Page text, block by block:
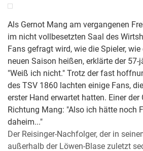
Als Gernot Mang am vergangenen
im nicht vollbesetzten Saal des
Fans gefragt wird, wie die Spieler,
neuen Saison heißen, erklärte der 57-
"Weiß ich nicht." Trotz der fast
des TSV 1860 lachten einige Fans,
erster Hand erwartet hatten. Einer der
Richtung Mang: "Also ich hätte noch
daheim..."
Der Reisinger-Nachfolger, der in
außerhalb der Löwen-Blase zuletzt